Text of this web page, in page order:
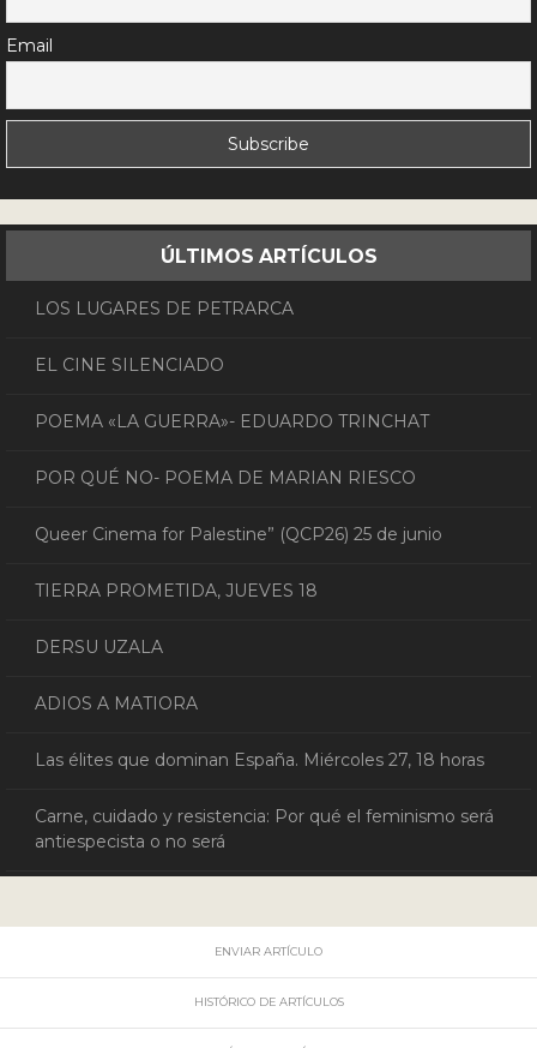
Email
ÚLTIMOS ARTÍCULOS
LOS LUGARES DE PETRARCA
EL CINE SILENCIADO
POEMA «LA GUERRA»- EDUARDO TRINCHAT
POR QUÉ NO- POEMA DE MARIAN RIESCO
Queer Cinema for Palestine” (QCP26) 25 de junio
TIERRA PROMETIDA, JUEVES 18
DERSU UZALA
ADIOS A MATIORA
Las élites que dominan España. Miércoles 27, 18 horas
Carne, cuidado y resistencia: Por qué el feminismo será
antiespecista o no será
ENVIAR ARTÍCULO
HISTÓRICO DE ARTÍCULOS